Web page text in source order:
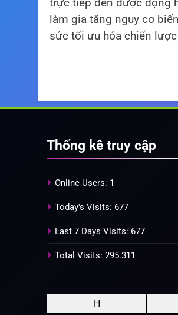
trực tiếp đến dược động
làm gia tăng nguy cơ
sức tối ưu hóa chiến
Thống kê truy cập
Online Users: 1
Today's Visits: 677
Last 7 Days Visits: 677
Total Visits: 295.311
H